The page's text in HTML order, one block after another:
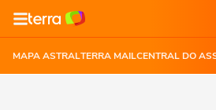
MAPA ASTRALTERRA MAILCENTRAL DO